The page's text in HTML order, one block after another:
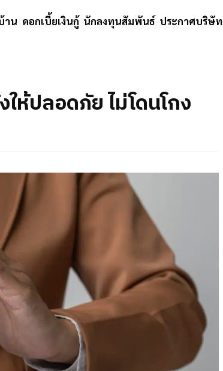
าน ดอกเบี้ยเงินกู้ นักลงทุนสัมพันธ์ ประกาศบริษัท
ห้ปลอดภัย ไม่โดนโกง